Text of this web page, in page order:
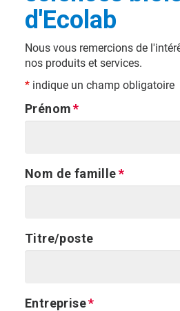
d'Ecolab
Nous vous remercions de
nos produits et services.​​​​​​​
* indique un champ obligatoire
Prénom
Nom de famille
Titre/poste
Entreprise